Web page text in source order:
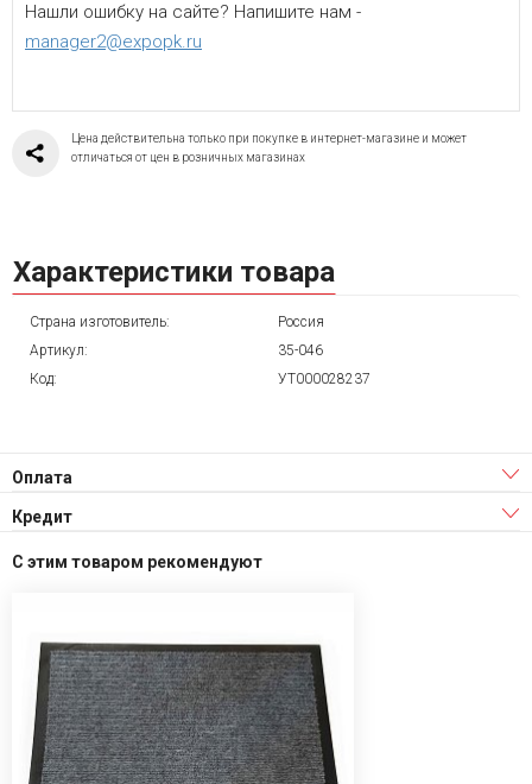
Нашли ошибку на сайте? Напишите нам -
manager2@expopk.ru
Цена действительна только при покупке в интернет-магазине и может
отличаться от цен в розничных магазинах
Характеристики товара
Страна изготовитель:
Россия
Артикул:
35-046
Код:
УТ000028237
Оплата
Кредит
С этим товаром рекомендуют